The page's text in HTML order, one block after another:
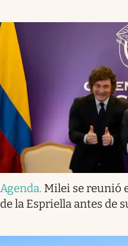
Agenda. Milei se reunió
de la Espriella antes de